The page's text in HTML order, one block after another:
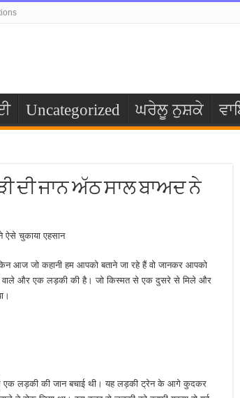
Uncategorized ਘਰੇਲੂ ਨੁਸ਼ਕੇ
ਦੀ ਜਾਨ ਅੱਠ ਸਾਲ ਬਾਅਦ ਨੇ
ऐसे चुकाया एहसान
आज जो कहानी हम आपको बताने जा रहे हैं वो जानकर आपको
वाले और एक लड़की की है। जो किस्मत से एक दुसरे से मिले और
लड़की की जान बचाई थी। यह लड़की ट्रेन के आगे कुदकर